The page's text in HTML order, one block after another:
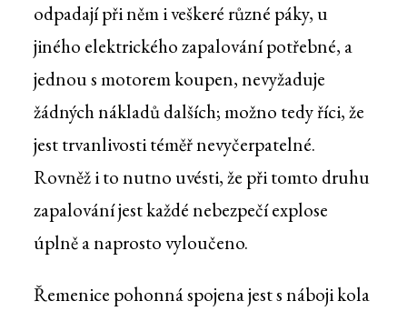
odpadají při něm i veškeré různé páky, u
jiného elektrického zapalování potřebné, a
jednou s motorem koupen, nevyžaduje
žádných nákladů dalších; možno tedy říci, že
jest trvanlivosti téměř nevyčerpatelné.
Rovněž i to nutno uvésti, že při tomto druhu
zapalování jest každé nebezpečí explose
úplně a naprosto vyloučeno.
Řemenice pohonná spojena jest s náboji kola